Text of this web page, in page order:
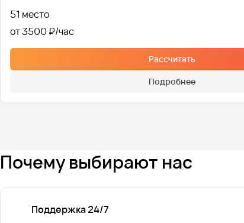
51 место
от 3500 ₽
Рассчитать
Подробнее
Почему выбирают нас
Поддержка 24/7